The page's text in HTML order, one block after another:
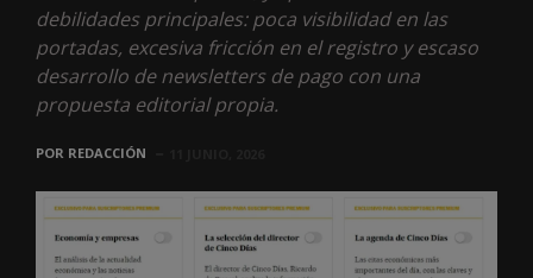
debilidades principales: poca visibilidad en las
portadas, excesiva fricción en el registro y escaso
desarrollo de newsletters de pago con una
propuesta editorial propia.
POR REDACCIÓN